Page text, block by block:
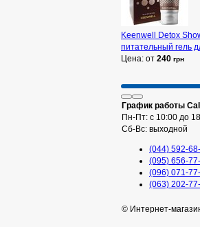
Keenwell Detox
питательный гель
Цена: от 240 грн
График работы
Пн-Пт: с 10:00 до
Сб-Вс: выходной
(044) 592-
(095) 656-
(096) 071-
(063) 202-
© Интернет-